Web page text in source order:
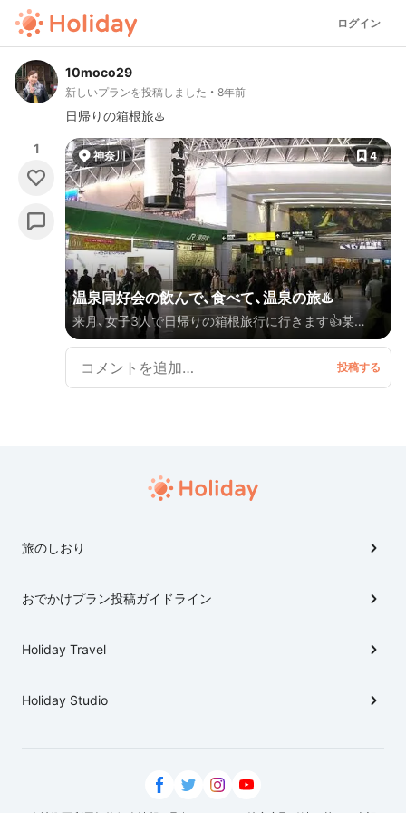
ログイン
10moco29
新しいプランを投稿しました 8年前
日帰りの箱根旅♨️
1 神奈川 4
温泉同好会の飲んで、食べて、温泉の旅♨️
来月、女子3人で日帰りの箱根旅行に行きます👍某
HOTELのフロントをしている友達に相談しながら、ち
ょっとHARDなスケジュールでプランを立ててみまし
た🙃
旅のしおり
おでかけプラン投稿ガイドライン
Holiday Travel
Holiday Studio